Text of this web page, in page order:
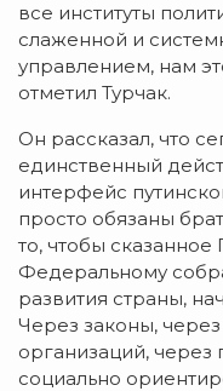
все институты
слаженной и
управлением, нам
отметил Турчак.
Он рассказал, что
единственный
интерфейс
просто обязаны
то, чтобы
Федеральному
развития страны,
Через законы,
организаций, через
социально